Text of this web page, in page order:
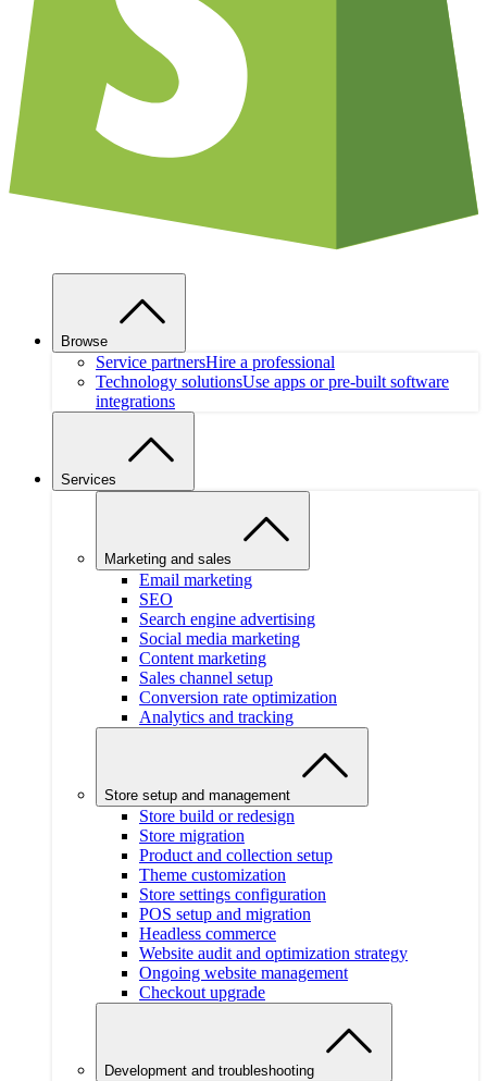
Browse
Service partnersHire a professional
Technology solutionsUse apps or pre-built software
integrations
Services
Marketing and sales
Email marketing
SEO
Search engine advertising
Social media marketing
Content marketing
Sales channel setup
Conversion rate optimization
Analytics and tracking
Store setup and management
Store build or redesign
Store migration
Product and collection setup
Theme customization
Store settings configuration
POS setup and migration
Headless commerce
Website audit and optimization strategy
Ongoing website management
Checkout upgrade
Development and troubleshooting